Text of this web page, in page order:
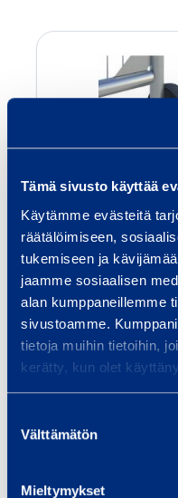
Tämä sivusto käyttää
Käytämme evästeitä
räätälöimiseen,
tukemiseen ja
jaamme sosiaalisen
alan kumppaneillemme
sivustoamme.
tietoja muihin tietoihin,
kerätty, kun olet
valinta
Välttämätön
Mieltymykset
t
e
e
l
0,32 € / day
Add to